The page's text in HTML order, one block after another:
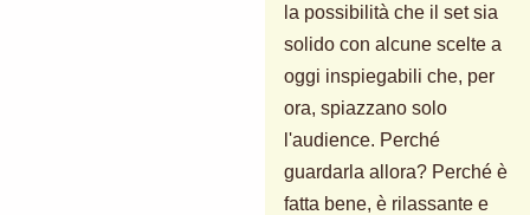
la possibilità che il set sia
solido con alcune scelte a
oggi inspiegabili che, per
ora, spiazzano solo
l'audience. Perché
guardarla allora? Perché è
fatta bene, è rilassante e